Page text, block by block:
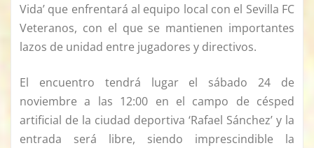
Vida’ que enfrentará al equipo local con el Sevilla FC
Veteranos, con el que se mantienen importantes
lazos de unidad entre jugadores y directivos.
El encuentro tendrá lugar el sábado 24 de
noviembre a las 12:00 en el campo de césped
artificial de la ciudad deportiva ‘Rafael Sánchez’ y la
entrada será libre, siendo imprescindible la